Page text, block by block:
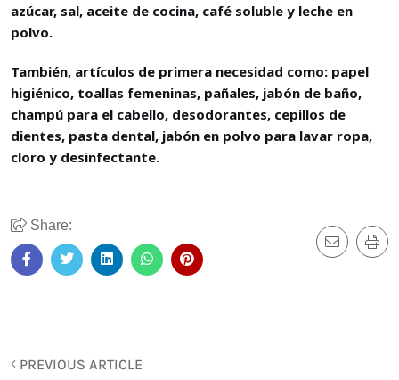
azúcar, sal, aceite de cocina, café soluble y leche en
polvo.
También, artículos de primera necesidad como: papel
higiénico, toallas femeninas, pañales, jabón de baño,
champú para el cabello, desodorantes, cepillos de
dientes, pasta dental, jabón en polvo para lavar ropa,
cloro y desinfectante.
Share:
PREVIOUS ARTICLE